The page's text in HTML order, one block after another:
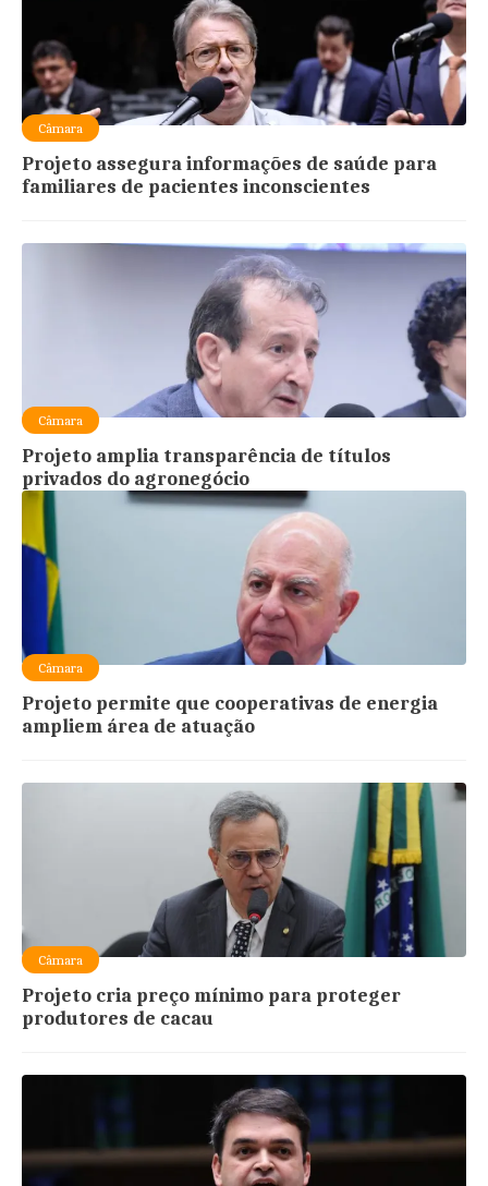
Câmara
Projeto assegura informações de saúde para
familiares de pacientes inconscientes
Câmara
Projeto amplia transparência de títulos
privados do agronegócio
Câmara
Projeto permite que cooperativas de energia
ampliem área de atuação
Câmara
Projeto cria preço mínimo para proteger
produtores de cacau